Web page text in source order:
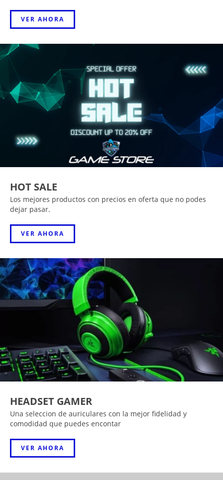
VER AHORA
HOT SALE
Los mejores productos con precios en oferta que no podes
dejar pasar.
VER AHORA
HEADSET GAMER
Una seleccion de auriculares con la mejor fidelidad y
comodidad que puedes encontar
VER AHORA